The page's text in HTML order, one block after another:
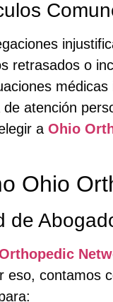
retrasados o
médicas
de atención
a Ohio
Ohio
de
eso, contamos